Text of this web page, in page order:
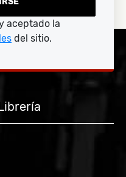
aceptado la
del sitio.